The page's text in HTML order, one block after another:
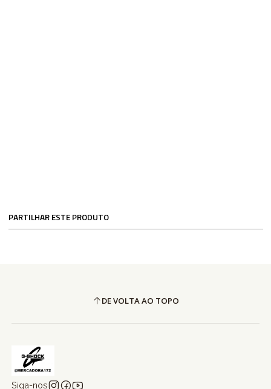
PARTILHAR ESTE PRODUTO
DE VOLTA AO TOPO
Siga-nos